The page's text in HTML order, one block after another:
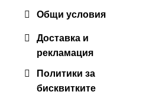
Общи условия
Доставка и
рекламация
Политики за
бисквитките